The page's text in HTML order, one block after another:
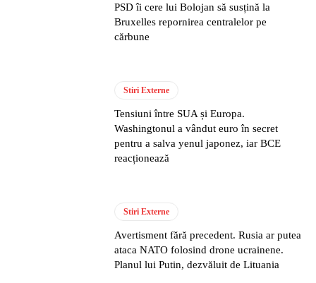
PSD îi cere lui Bolojan să susțină la
Bruxelles repornirea centralelor pe
cărbune
Stiri Externe
Tensiuni între SUA și Europa.
Washingtonul a vândut euro în secret
pentru a salva yenul japonez, iar BCE
reacționează
Stiri Externe
Avertisment fără precedent. Rusia ar putea
ataca NATO folosind drone ucrainene.
Planul lui Putin, dezvăluit de Lituania